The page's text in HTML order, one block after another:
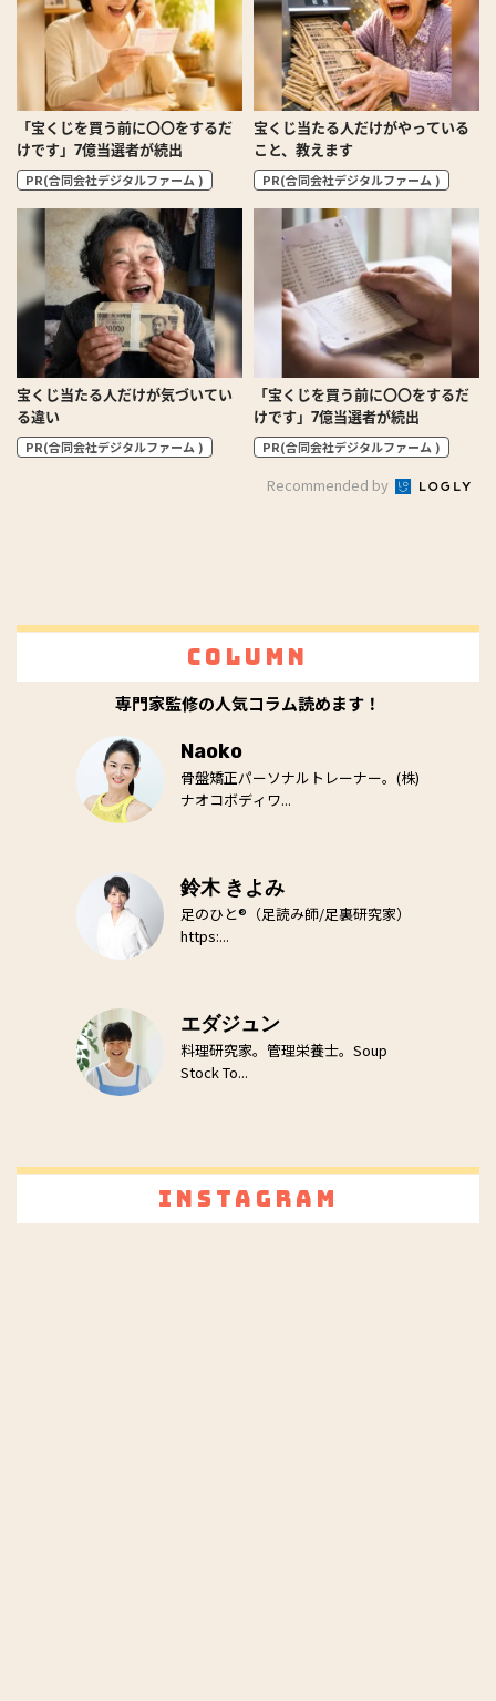
「宝くじを買う前に〇〇をするだ
けです」7億当選者が続出
PR(合同会社デジタルファーム )
宝くじ当たる人だけがやっている
こと、教えます
PR(合同会社デジタルファーム )
宝くじ当たる人だけが気づいてい
る違い
PR(合同会社デジタルファーム )
「宝くじを買う前に〇〇をするだ
けです」7億当選者が続出
PR(合同会社デジタルファーム )
Recommended by
Column
専門家監修の人気コラム読めます！
Naoko
骨盤矯正パーソナルトレーナー。(株)
ナオコボディワ...
鈴木 きよみ
足のひと®（足読み師/足裏研究家）
https:...
エダジュン
料理研究家。管理栄養士。Soup
Stock To...
Instagram